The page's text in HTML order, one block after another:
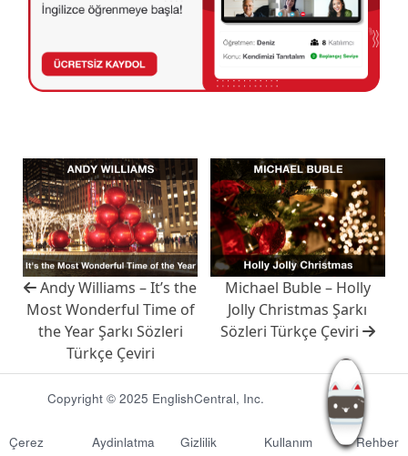
Andy Williams – It’s the
Most Wonderful Time of
the Year Şarkı Sözleri
Türkçe Çeviri
Michael Buble – Holly
Jolly Christmas Şarkı
Sözleri Türkçe Çeviri
Copyright © 2025 EnglishCentral, Inc.
Çerez
Aydinlatma
Gizlilik
Kullanım
Rehber